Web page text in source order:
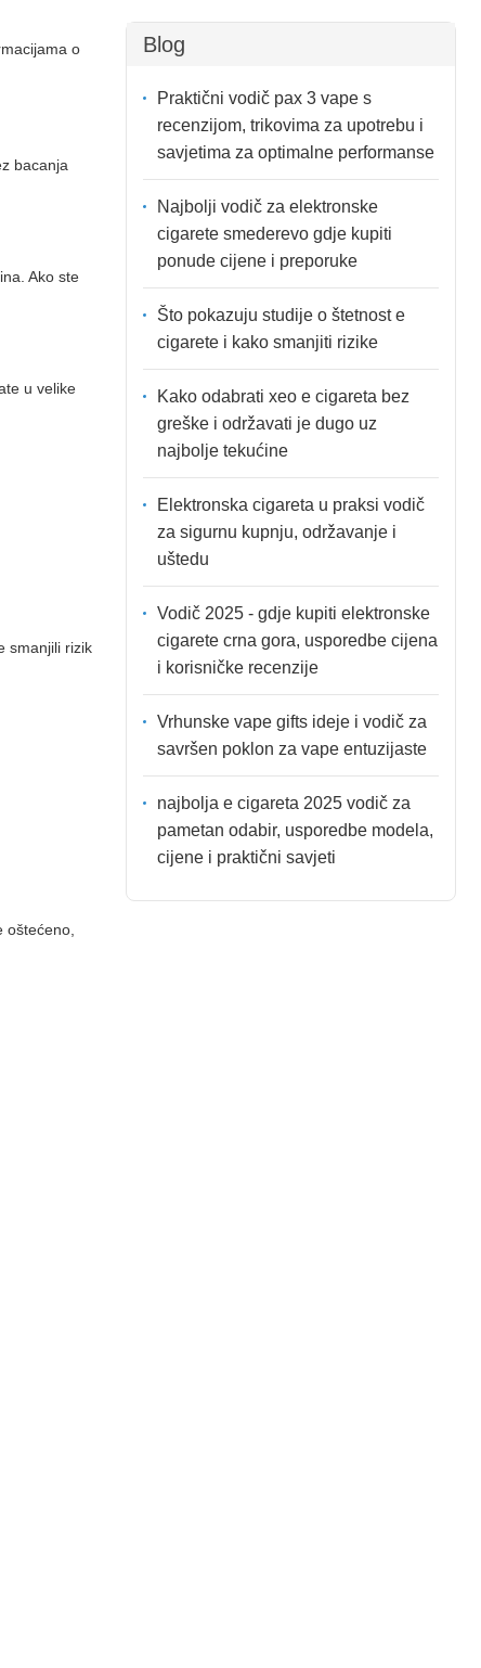
o
bacanja
Ako ste
u velike
smanjili rizik
oštećeno,
Blog
Praktični vodič pax 3 vape s
recenzijom, trikovima za upotrebu i
savjetima za optimalne performanse
Najbolji vodič za elektronske
cigarete smederevo gdje kupiti
ponude cijene i preporuke
Što pokazuju studije o štetnost e
cigarete i kako smanjiti rizike
Kako odabrati xeo e cigareta bez
greške i održavati je dugo uz
najbolje tekućine
Elektronska cigareta u praksi vodič
za sigurnu kupnju, održavanje i
uštedu
Vodič 2025 - gdje kupiti elektronske
cigarete crna gora, usporedbe cijena
i korisničke recenzije
Vrhunske vape gifts ideje i vodič za
savršen poklon za vape entuzijaste
najbolja e cigareta 2025 vodič za
pametan odabir, usporedbe modela,
cijene i praktični savjeti